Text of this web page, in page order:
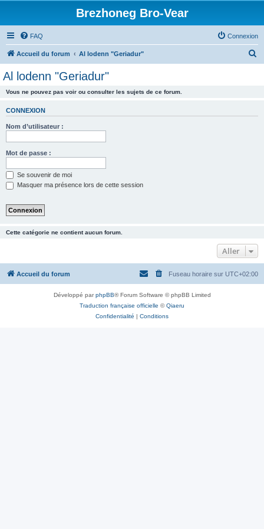
Brezhoneg Bro-Vear
FAQ Connexion
Accueil du forum Al lodenn "Geriadur"
Al lodenn "Geriadur"
Vous ne pouvez pas voir ou consulter les sujets de ce forum.
CONNEXION
Nom d’utilisateur :
Mot de passe :
Se souvenir de moi
Masquer ma présence lors de cette session
Cette catégorie ne contient aucun forum.
Aller
Accueil du forum Fuseau horaire sur UTC+02:00
Développé parphpBB® Forum Software © phpBB Limited
Traduction française officielle ©Qiaeru
Confidentialité | Conditions